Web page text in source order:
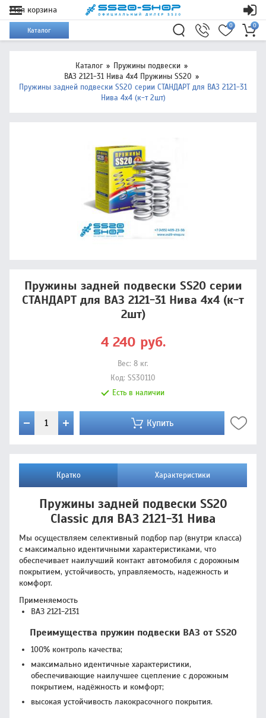
Моя корзина
Каталог
0
0
Каталог
Пружины подвески
ВАЗ 2121-31 Нива 4х4 Пружины SS20
Пружины задней подвески SS20 серии СТАНДАРТ для ВАЗ 2121-31
Нива 4х4 (к-т 2шт)
Пружины задней подвески SS20 серии
СТАНДАРТ для ВАЗ 2121-31 Нива 4х4 (к-т
2шт)
4 240 руб.
Вес: 8 кг.
Код: SS30110
Есть в наличии
Купить
Кратко Характеристики
Пружины задней подвески SS20
Classic для ВАЗ 2121-31 Нива
Мы осуществляем селективный подбор пар (внутри класса)
с максимально идентичными характеристиками, что
обеспечивает наилучший контакт автомобиля с дорожным
покрытием, устойчивость, управляемость, надежность и
комфорт.
Применяемость
ВАЗ 2121-2131
Преимущества пружин подвески ВАЗ от SS20
100% контроль качества;
максимально идентичные характеристики,
обеспечивающие наилучшее сцепление с дорожным
покрытием, надёжность и комфорт;
высокая устойчивость лакокрасочного покрытия.